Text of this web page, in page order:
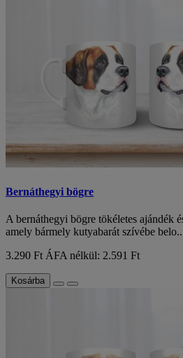
Bernáthegyi bögre
A bernáthegyi bögre tökéletes ajándék
amely bármely kutyabarát szívébe belo..
3.290 Ft ÁFA nélkül: 2.591 Ft
Kosárba